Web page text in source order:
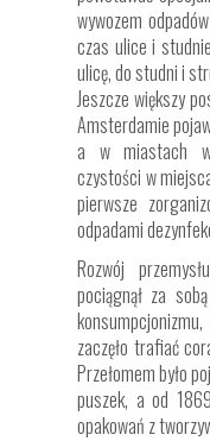
wywozem
czas ulice i
ulicę, do studni i
Jeszcze większy
Amsterdamie
a w miastach
czystości w
pierwsze
odpadami
Rozwój
pociągnął za
zaczęło trafiać
Przełomem było
puszek, a od
opakowań z